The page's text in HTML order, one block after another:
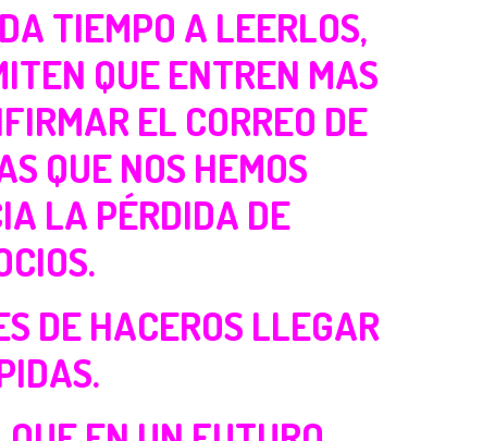
TIEMPO A LEERLOS,
QUE ENTREN MAS
EL CORREO DE
QUE NOS HEMOS
LA PÉRDIDA DE
DE HACEROS LLEGAR